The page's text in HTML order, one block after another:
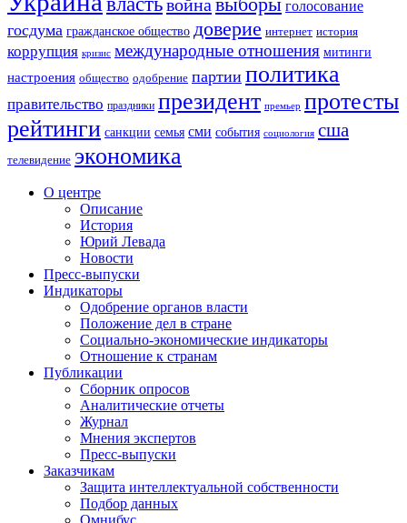
война голосование
госдума гражданское общество доверие интернет история
коррупция кризис международные отношения митинги
настроения общество одобрение партии политика
правительство праздники президент премьер протесты
рейтинги санкции семья сми события социология сша
телевидение экономика
О центре
Описание
История
Юрий Левада
Новости
Пресс-выпуски
Индикаторы
Одобрение органов власти
Положение дел в стране
Социально-экономические индикаторы
Отношение к странам
Публикации
Сборник опросов
Аналитические отчеты
Журнал
Мнения экспертов
Пресс-выпуски
Заказчикам
Защита интеллектуальной собственности
Подбор данных
Омнибус